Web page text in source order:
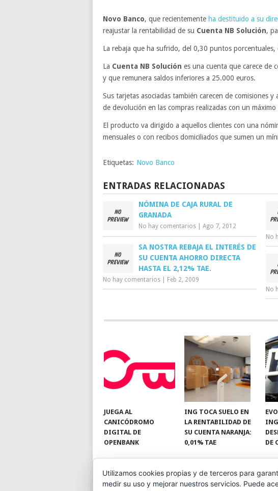
Novo Banco, que recientemente ha destituido a su
reajustar la rentabilidad de su Cuenta NB Solución,
La rebaja que ha sufrido, del 0,30 puntos
La Cuenta NB Solución es una cuenta que carece de
y que remunera saldos inferiores a 25.000 euros.
Sus tarjetas asociadas también carecen de comisiones
de devolución en las compras realizadas con un
El producto va dirigido a aquellos clientes con una
mensuales o con recibos domiciliados que sumen un
Etiquetas: Novo Banco
ENTRADAS RELACIONADAS
NÓMINA DE CAJA RURAL DE
GRANADA
No hay comentarios Ago 7, 2012
No
SA NOSTRA REBAJA EL INTERÉS DE
SU CUENTA AHORRO DIRECTA
HASTA EL 2,12% TAE.
No hay comentarios Feb 2, 2009
No
JUEGA AL
CANICÓDROMO
DIGITAL DE
OPENBANK
ING TOCA SUELO EN
LA RENTABILIDAD DE
SU CUENTA NARANJA:
0,01% TAE
DE
Utilizamos cookies propias y de terceros para
medir su uso y mejorar nuestros servicios. Puede